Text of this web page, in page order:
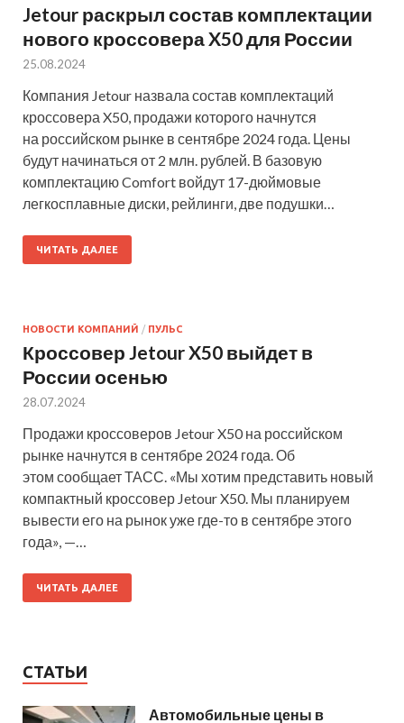
Jetour раскрыл состав комплектации
нового кроссовера X50 для России
25.08.2024
Компания Jetour назвала состав комплектаций
кроссовера X50, продажи которого начнутся
на российском рынке в сентябре 2024 года. Цены
будут начинаться от 2 млн. рублей. В базовую
комплектацию Comfort войдут 17-дюймовые
легкосплавные диски, рейлинги, две подушки…
ЧИТАТЬ ДАЛЕЕ
НОВОСТИ КОМПАНИЙ / ПУЛЬС
Кроссовер Jetour X50 выйдет в
России осенью
28.07.2024
Продажи кроссоверов Jetour X50 на российском
рынке начнутся в сентябре 2024 года. Об
этом сообщает ТАСС. «Мы хотим представить новый
компактный кроссовер Jetour X50. Мы планируем
вывести его на рынок уже где-то в сентябре этого
года», —…
ЧИТАТЬ ДАЛЕЕ
СТАТЬИ
Автомобильные цены в